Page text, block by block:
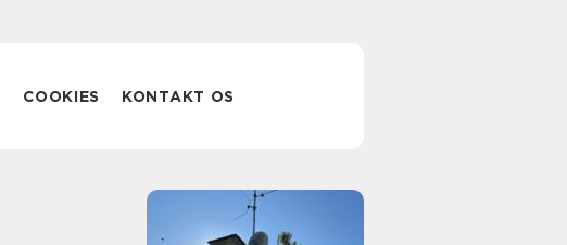
COOKIES KONTAKT OS